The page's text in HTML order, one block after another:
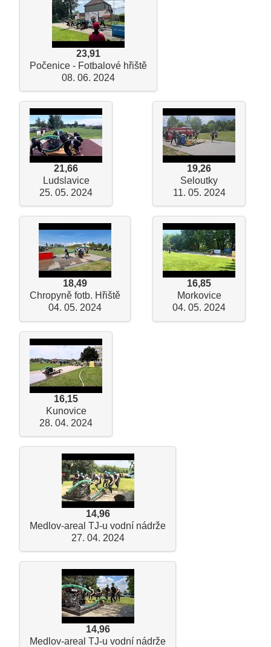
23,91
Počenice - Fotbalové hřiště
08. 06. 2024
21,66
Ludslavice
25. 05. 2024
19,26
Seloutky
11. 05. 2024
18,49
Chropyně fotb. Hřiště
04. 05. 2024
16,85
Morkovice
04. 05. 2024
16,15
Kunovice
28. 04. 2024
14,96
Medlov-areal TJ-u vodní nádrže
27. 04. 2024
14,96
Medlov-areal TJ-u vodní nádrže